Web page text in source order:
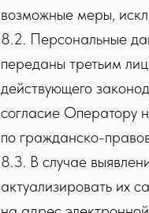
возможные меры,
8.2. Персональные
переданы третьим
действующего
согласие Оператору
по гражданско-
8.3. В случае
актуализировать их